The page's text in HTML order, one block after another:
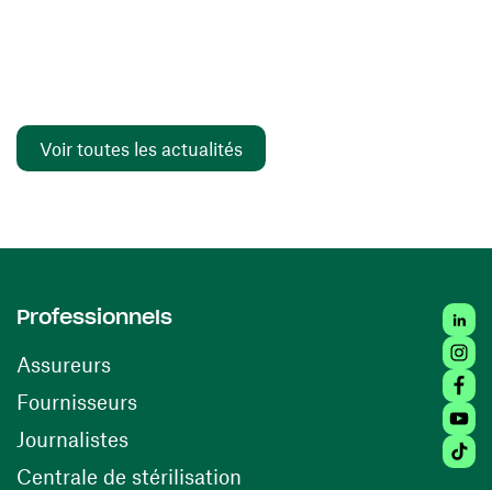
Voir toutes les actualités
Professionnels
Assureurs
Fournisseurs(ouvre une nouvelle fenêtre)
Journalistes
Centrale de stérilisation (ouvre une nouvelle